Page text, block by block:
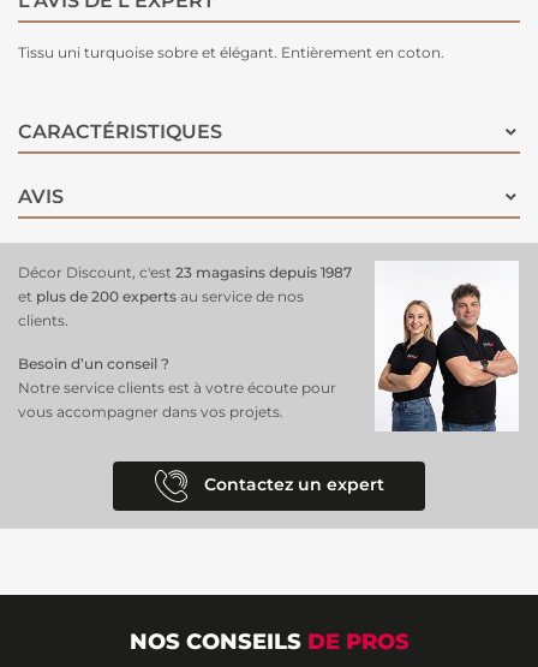
Tissu uni turquoise sobre et élégant. Entièrement en coton.
CARACTÉRISTIQUES
AVIS
Décor Discount, c'est 23 magasins depuis 1987
et plus de 200 experts au service de nos
clients.
Besoin d’un conseil ?
Notre service clients est à votre écoute pour
vous accompagner dans vos projets.
Contactez un expert
NOS CONSEILS DE PROS